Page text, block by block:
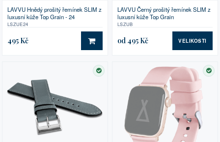
LAVVU Hnědý prošitý řemínek SLIM z
luxusní kůže Top Grain - 24
LSZUE24
495 Kč DO KOŠÍKU
LAVVU Černý prošitý řemínek SLIM z
luxusní kůže Top Grain
LSZUB
od 495 Kč VELIKOSTI
SKLADEM